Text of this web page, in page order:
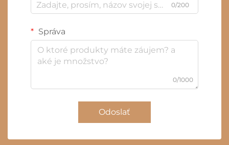
0/200
Správa
0/1000
Odoslať